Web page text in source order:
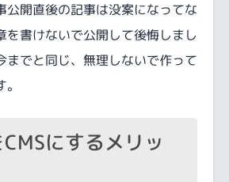
公開直後の記事は没案になってな
を書けないで公開して後悔しまし
までと同じ、無理しないで作って
にするメリッ